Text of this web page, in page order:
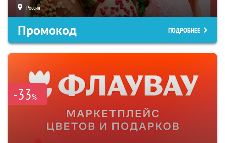
Россия
Промокод ПОДРОБНЕЕ
-33%